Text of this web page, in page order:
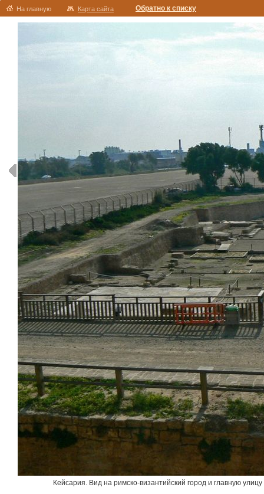
На главную Карта сайта Обратно к списку
Кейсария. Вид на римско-византийский город и главную